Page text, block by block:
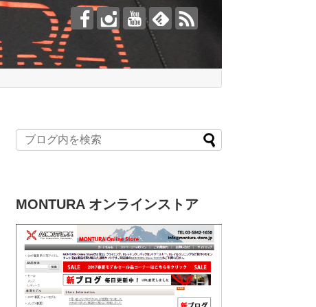
MONTURA オンラインストア